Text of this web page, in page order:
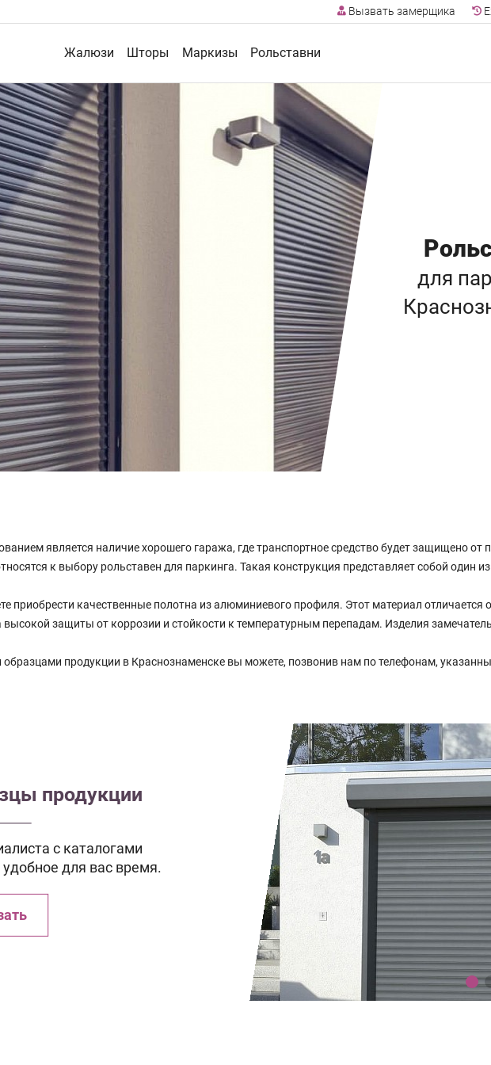
Вызвать замерщика
Жалюзи Шторы Маркизы Рольставни
для
является наличие хорошего гаража, где транспортное средство будет защищено от
к выбору рольставен для паркинга. Такая конструкция представляет собой один
качественные полотна из алюминиевого профиля. Этот материал отличается
защиты от коррозии и стойкости к температурным перепадам. Изделия
продукции в Краснознаменске вы можете, позвонив нам по телефонам,
продукции
с каталогами
для вас время.